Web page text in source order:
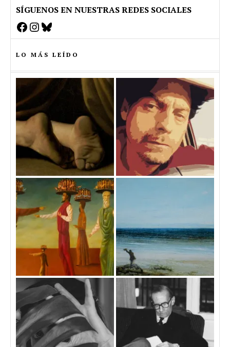
SÍGUENOS EN NUESTRAS REDES SOCIALES
Facebook
Instagram
Bluesky
LO MÁS LEÍDO